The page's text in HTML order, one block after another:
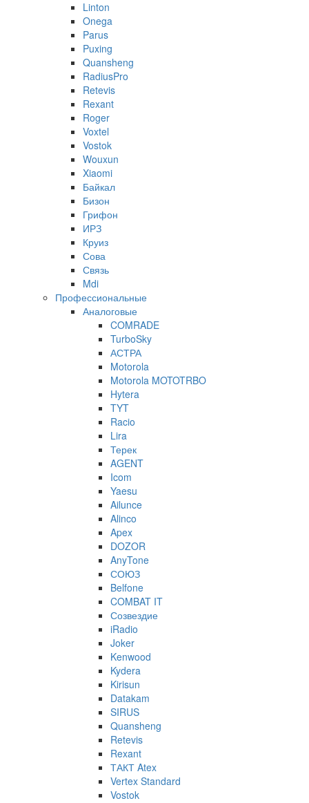
Linton
Onega
Parus
Puxing
Quansheng
RadiusPro
Retevis
Rexant
Roger
Voxtel
Vostok
Wouxun
Xiaomi
Байкал
Бизон
Грифон
ИРЗ
Круиз
Сова
Связь
Mdi
Профессиональные
Аналоговые
COMRADE
TurboSky
АСТРА
Motorola
Motorola MOTOTRBO
Hytera
TYT
Racio
Lira
Терек
AGENT
Icom
Yaesu
Ailunce
Alinco
Apex
DOZOR
AnyTone
СОЮЗ
Belfone
COMBAT IT
Созвездие
iRadio
Joker
Kenwood
Kydera
Kirisun
Datakam
SIRUS
Quansheng
Retevis
Rexant
ТАКТ Atex
Vertex Standard
Vostok